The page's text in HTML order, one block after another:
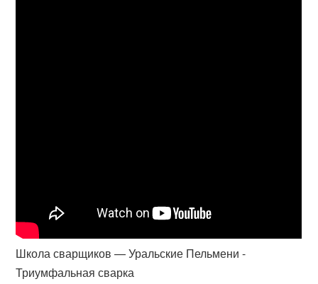
Школа сварщиков — Уральские Пельмени -
Триумфальная сварка